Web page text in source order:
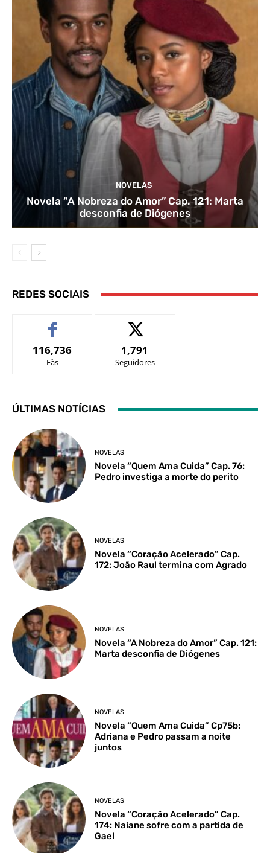
NOVELAS
Novela “A Nobreza do Amor” Cap. 121: Marta
desconfia de Diógenes
REDES SOCIAIS
116,736
Fãs
1,791
Seguidores
ÚLTIMAS NOTÍCIAS
NOVELAS
Novela “Quem Ama Cuida” Cap. 76:
Pedro investiga a morte do perito
NOVELAS
Novela “Coração Acelerado” Cap.
172: João Raul termina com Agrado
NOVELAS
Novela “A Nobreza do Amor” Cap. 121:
Marta desconfia de Diógenes
NOVELAS
Novela “Quem Ama Cuida” Cp75b:
Adriana e Pedro passam a noite
juntos
NOVELAS
Novela “Coração Acelerado” Cap.
174: Naiane sofre com a partida de
Gael